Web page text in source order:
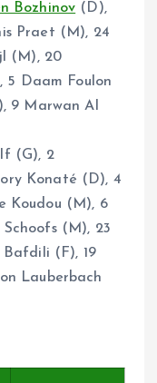
Bozhinov (D),
Praet (M), 24
(M), 20
5 Daam Foulon
9 Marwan Al
(G), 2
Konaté (D), 4
Koudou (M), 6
Schoofs (M), 23
(F), 19
Lauberbach